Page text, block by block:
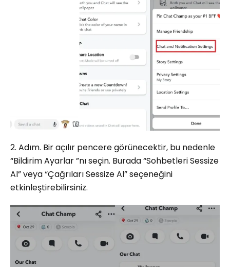
2. Adım. Bir açılır pencere görünecektir, bu nedenle
“Bildirim Ayarlar ”nı seçin. Burada “Sohbetleri Sessize
Al” veya “Çağrıları Sessize Al” seçeneğini
etkinleştirebilirsiniz.